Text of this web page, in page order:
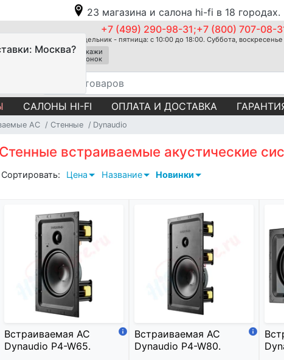
23 магазина и салона hi-fi в 18 городах.
Москва?
+7 (499) 290-98-31;+7 (800) 707-08-
Понедельник - пятница: с 10:00 до 18:00. Суббота,
Закажи
звонок
САЛОНЫ HI-FI ОПЛАТА И ДОСТАВКА
АС Стенные Dynaudio
Стенные встраиваемые акустические
Сортировать: Цена Название Новинки
Встраиваемая АС
Dynaudio P4-W65.
Встраиваемая АС
Dynaudio P4-W80.